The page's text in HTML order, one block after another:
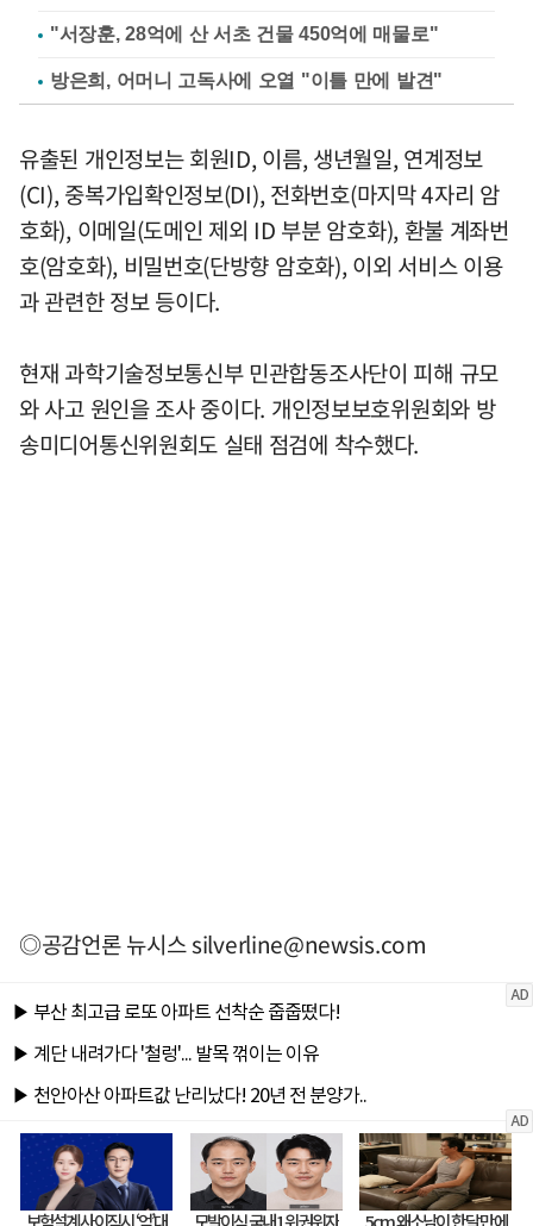
"서장훈, 28억에 산 서초 건물 450억에 매물로"
방은희, 어머니 고독사에 오열 "이틀 만에 발견"
유출된 개인정보는 회원ID, 이름, 생년월일, 연계정보
(CI), 중복가입확인정보(DI), 전화번호(마지막 4자리 암
호화), 이메일(도메인 제외 ID 부분 암호화), 환불 계좌번
호(암호화), 비밀번호(단방향 암호화), 이외 서비스 이용
과 관련한 정보 등이다.
현재 과학기술정보통신부 민관합동조사단이 피해 규모
와 사고 원인을 조사 중이다. 개인정보보호위원회와 방
송미디어통신위원회도 실태 점검에 착수했다.
◎공감언론 뉴시스silverline@newsis.com